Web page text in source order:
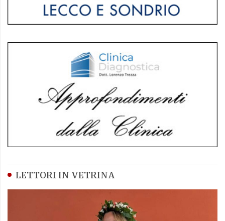
LETTORI IN VETRINA